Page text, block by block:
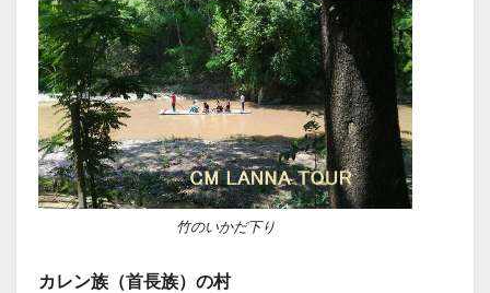
竹のいかだ下り
カレン族（首長族）の村